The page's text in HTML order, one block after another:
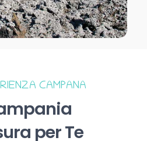
CAMPANA
per Te